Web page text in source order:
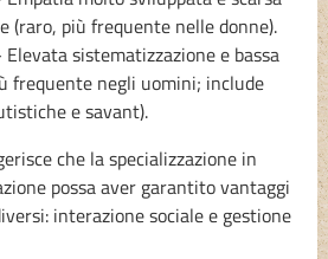
(raro, più frequente nelle donne).
sistematizzazione e bassa
frequente negli uomini; include
e savant).
che la specializzazione in
possa aver garantito vantaggi
interazione sociale e gestione